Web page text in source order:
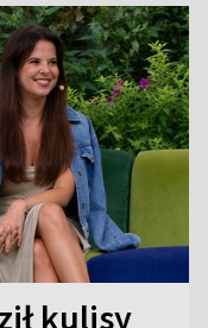
kulisy